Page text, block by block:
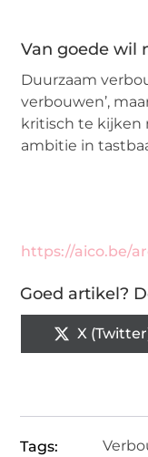
Van goede wil
Duurzaam
verbouwen’,
kritisch te kijken
ambitie in
https://aico.be/
Goed artikel?
X
Tags: